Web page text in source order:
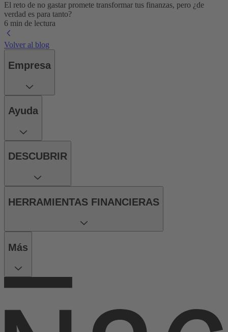
El reto de no gastar promete transformar tus finanzas, pero ¿de
verdad es para tanto?
6 min de lectura
Volver al blog
Empresa
Ayuda
DESCUBRIR
HERRAMIENTAS FINANCIERAS
Más